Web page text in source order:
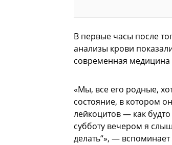
В первые часы после
анализы крови
современная медицина
«Мы, все его родные,
состояние, в котором
лейкоцитов — как будто
субботу вечером я
делать“», —